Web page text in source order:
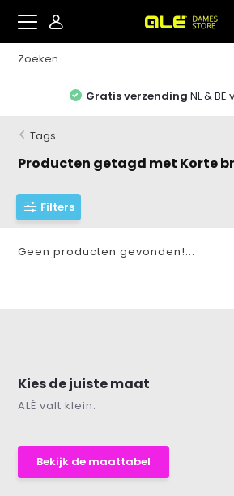
Gratis verzending NL &
Tags
Producten getagd met Korte
Filters
Geen producten gevonden!...
Kies de juiste maat
ALÉ valt klein.
Bekijk de maattabel